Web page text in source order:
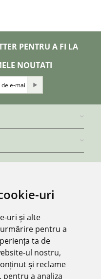
uri
uri și alte
pentru a
ta de
ul nostru,
și reclame
pentru a analiza
PENTRU A FI LA
NOUTATI